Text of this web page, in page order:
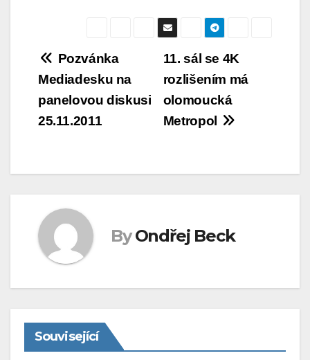
Navigace
pro
příspěvek
11. sál se 4K
rozlišením má
olomoucká
Metropol
Pozvánka
Mediadesku na
panelovou diskusi
25.11.2011
By Ondřej Beck
Související